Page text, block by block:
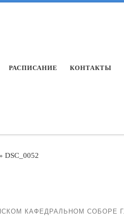
РАСПИСАНИЕ КОНТАКТЫ
DSC_0052
КАФЕДРАЛЬНОМ СОБОРЕ Г.